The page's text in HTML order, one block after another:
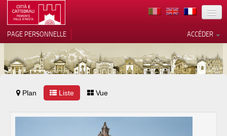
TERRITOIRE
ARCHITECTURE
MUSÉES
ACCÉDER
PAGE PERSONNELLE
Plan Liste Vue
Notification lors de la collecte
Vos choix en matière de